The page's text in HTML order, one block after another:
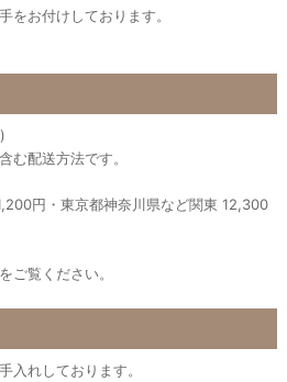
をお付けしております。
む配送方法です。
円・東京都神奈川県など関東 12,300
をご覧ください。
入れしております。